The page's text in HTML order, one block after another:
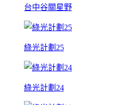
台中谷關星野
綠光計劃25
綠光計劃24